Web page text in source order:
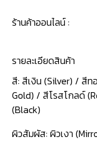
ร้านค้าออนไลน์ :
รายละเอียดสินค้า
สี: สีเงิน (Silver) / สี
Gold) / สีโรสโกลด์
(Black)
ผิวสัมผัส: ผิวเงา